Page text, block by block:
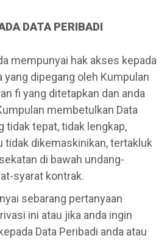
DATA PERIBADI
mempunyai hak akses kepada
yang dipegang oleh Kumpulan
fi yang ditetapkan dan anda
membetulkan Data
tidak tepat, tidak lengkap,
tidak dikemaskinikan, tertakluk
di bawah undang-
syarat kontrak.
sebarang pertanyaan
ini atau jika anda ingin
Data Peribadi anda atau